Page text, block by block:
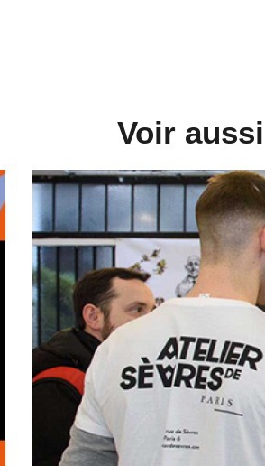
Voir aussi